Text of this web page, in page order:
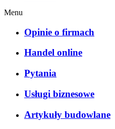
Menu
Opinie o firmach
Handel online
Pytania
Usługi biznesowe
Artykuły budowlane